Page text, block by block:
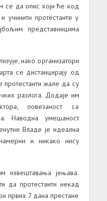
се да опис који ће код
учинити протестанте у
представницима
иако организатори
се дистанцирају од
протестанти жале да су
разлога. Додаје им
повезаност са
Наводна умешаност
Владе је идеална
и никако нису
извештавања јењава.
да протестанти некад
првих 7 дана престане